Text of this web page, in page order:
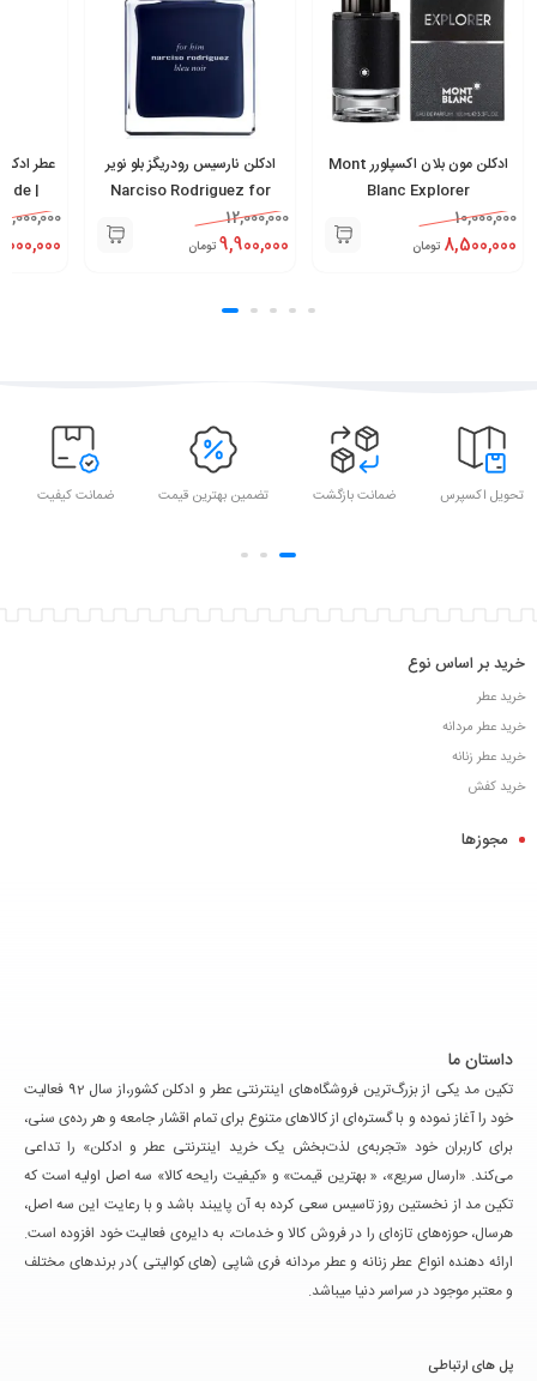
ادکلن مون بلان اکسپلورر Mont
Blanc Explorer
10,000,000
8,500,000 تومان
ادکلن نارسیس رودریگز بلو نویر
Narciso Rodriguez for
Him Bleu Noir12,000,000
9,900,000 تومان
عطر
de
تحویل اکسپرس ضمانت بازگشت تضمین بهترین قیمت ضمانت کیفیت
خرید بر اساس نوع
خرید عطر
خرید عطر مردانه
خرید عطر زنانه
خرید کفش
مجوزها
داستان ما
تکین مد یکی از بزرگ‌ترین فروشگاه‌های اینترنتی عطر و ادکلن کشور،از سال 92 فعالیت
خود را آغاز نموده و با گستره‌ای از کالاهای متنوع برای تمام اقشار جامعه و هر رده‌ی سنی،
برای کاربران خود «تجربه‌ی لذت‌بخش یک خرید اینترنتی عطر و ادکلن» را تداعی
می‌کند. «ارسال سریع»، « بهترین قیمت» و «کیفیت رایحه کالا» سه اصل اولیه است که
تکین مد از نخستین روز تاسیس سعی کرده به آن پایبند باشد و با رعایت این سه اصل،
هرسال، حوزه‌های تازه‌ای را در فروش کالا و خدمات، به دایره‌ی فعالیت خود افزوده است.
ارائه دهنده انواع عطر زنانه و عطر مردانه فری شاپی (های کوالیتی )در برندهای مختلف
و معتبر موجود در سراسر دنیا میباشد.
پل های ارتباطی